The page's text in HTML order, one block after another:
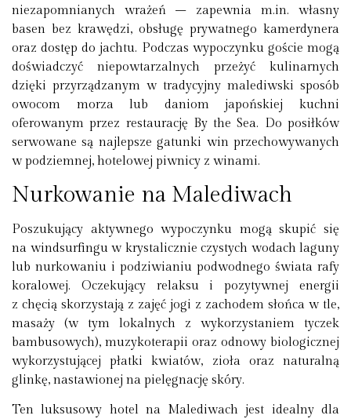
niezapomnianych wrażeń – zapewnia m.in. własny
basen bez krawędzi, obsługę prywatnego kamerdynera
oraz dostęp do jachtu. Podczas wypoczynku goście mogą
doświadczyć niepowtarzalnych przeżyć kulinarnych
dzięki przyrządzanym w tradycyjny malediwski sposób
owocom morza lub daniom japońskiej kuchni
oferowanym przez restaurację By the Sea. Do posiłków
serwowane są najlepsze gatunki win przechowywanych
w podziemnej, hotelowej piwnicy z winami.
Nurkowanie na Malediwach
Poszukujący aktywnego wypoczynku mogą skupić się
na windsurfingu w krystalicznie czystych wodach laguny
lub nurkowaniu i podziwianiu podwodnego świata rafy
koralowej. Oczekujący relaksu i pozytywnej energii
z chęcią skorzystają z zajęć jogi z zachodem słońca w tle,
masaży (w tym lokalnych z wykorzystaniem tyczek
bambusowych), muzykoterapii oraz odnowy biologicznej
wykorzystującej płatki kwiatów, zioła oraz naturalną
glinkę, nastawionej na pielęgnację skóry.
Ten luksusowy hotel na Malediwach jest idealny dla